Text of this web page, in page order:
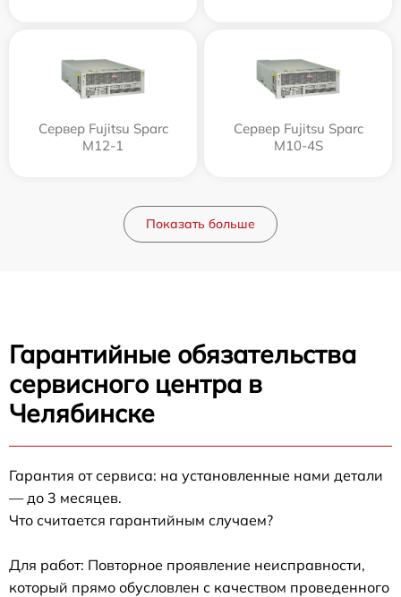
Сервер Fujitsu Sparc
M12-1
Сервер Fujitsu Sparc
M10-4S
Показать больше
Гарантийные обязательства
сервисного центра в
Челябинске
Гарантия от сервиса: на установленные нами детали
— до 3 месяцев.
Что считается гарантийным случаем?
Для работ: Повторное проявление неисправности,
который прямо обусловлен с качеством проведенного